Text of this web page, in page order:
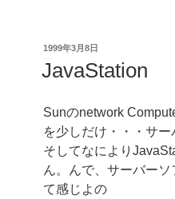
投
日:
1999年3月8日
JavaStation
Sunのnetwork
を少しだけ・・・サー
そしてなにより
ん。んで、サーバー
て感じよの